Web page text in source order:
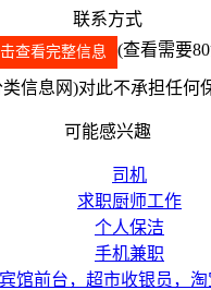
联系方式
查看完整信息 (查看需要
信息网)对此不承担任何
可能感兴趣
司机
求职厨师工作
个人保洁
手机兼职
宾馆前台，超市收银员，淘